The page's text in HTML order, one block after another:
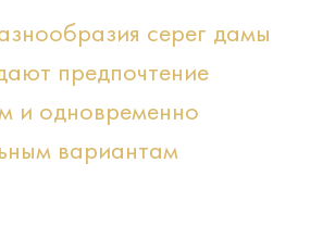
серег дамы
предпочтение
и одновременно
вариантам